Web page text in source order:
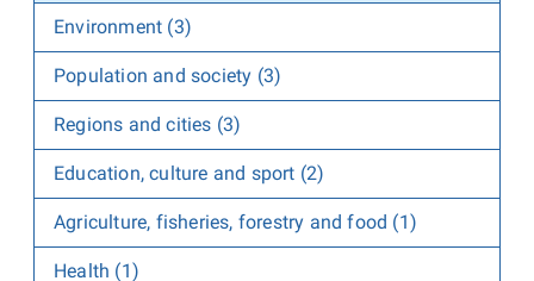
Environment (3)
Population and society (3)
Regions and cities (3)
Education, culture and sport (2)
Agriculture, fisheries, forestry and food (1)
Health (1)